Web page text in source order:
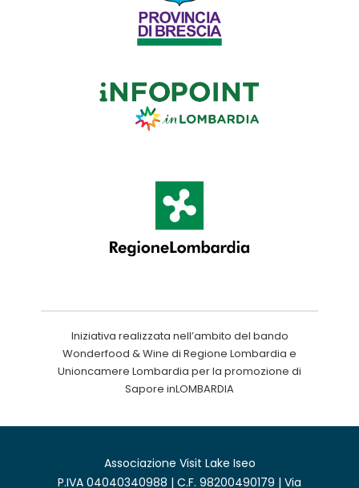
Iniziativa realizzata nell’ambito del bando
Wonderfood & Wine di Regione Lombardia e
Unioncamere Lombardia per la promozione di
Sapore inLOMBARDIA
Associazione Visit Lake Iseo
P.IVA 04040340988 | C.F. 98200490179 | Via